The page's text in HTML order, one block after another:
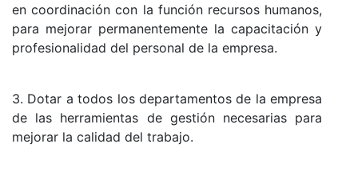
en coordinación con la función recursos humanos,
para mejorar permanentemente la capacitación y
profesionalidad del personal de la empresa.
3. Dotar a todos los departamentos de la empresa
de las herramientas de gestión necesarias para
mejorar la calidad del trabajo.